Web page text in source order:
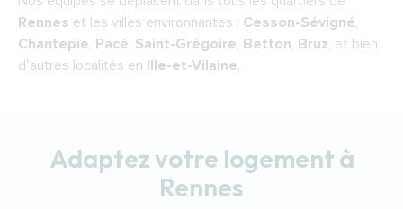
Rennes et les villes environnantes : Cesson-Sévigné,
Chantepie, Pacé, Saint-Grégoire, Betton, Bruz, et bien
d’autres localités en Ille-et-Vilaine.
Adaptez votre logement à
Rennes